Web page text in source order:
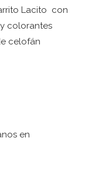
Lacito con
colorantes
celofán
en